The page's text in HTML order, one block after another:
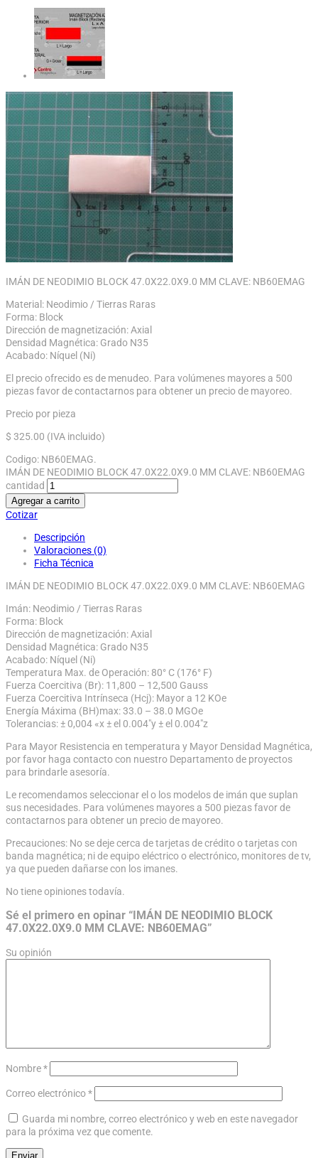
IMÁN DE NEODIMIO BLOCK 47.0X22.0X9.0 MM CLAVE: NB60EMAG
Material: Neodimio / Tierras Raras
Forma: Block
Dirección de magnetización: Axial
Densidad Magnética: Grado N35
Acabado: Níquel (Ni)
El precio ofrecido es de menudeo. Para volúmenes mayores a 500
piezas favor de contactarnos para obtener un precio de mayoreo.
Precio por pieza
$ 325.00 (IVA incluido)
Codigo: NB60EMAG.
IMÁN DE NEODIMIO BLOCK 47.0X22.0X9.0 MM CLAVE: NB60EMAG
cantidad
Agregar a carrito
Cotizar
Descripción
Valoraciones (0)
Ficha Técnica
IMÁN DE NEODIMIO BLOCK 47.0X22.0X9.0 MM CLAVE: NB60EMAG
Imán: Neodimio / Tierras Raras
Forma: Block
Dirección de magnetización: Axial
Densidad Magnética: Grado N35
Acabado: Níquel (Ni)
Temperatura Max. de Operación: 80° C (176° F)
Fuerza Coercitiva (Br): 11,800 – 12,500 Gauss
Fuerza Coercitiva Intrínseca (Hcj): Mayor a 12 KOe
Energía Máxima (BH)max: 33.0 – 38.0 MGOe
Tolerancias: ± 0,004 «x ± el 0.004″y ± el 0.004″z
Para Mayor Resistencia en temperatura y Mayor Densidad Magnética,
por favor haga contacto con nuestro Departamento de proyectos
para brindarle asesoría.
Le recomendamos seleccionar el o los modelos de imán que suplan
sus necesidades. Para volúmenes mayores a 500 piezas favor de
contactarnos para obtener un precio de mayoreo.
Precauciones: No se deje cerca de tarjetas de crédito o tarjetas con
banda magnética; ni de equipo eléctrico o electrónico, monitores de tv,
ya que pueden dañarse con los imanes.
No tiene opiniones todavía.
Sé el primero en opinar “IMÁN DE NEODIMIO BLOCK
47.0X22.0X9.0 MM CLAVE: NB60EMAG”
Su opinión
Nombre*
Correo electrónico*
Guarda mi nombre, correo electrónico y web en este navegador
para la próxima vez que comente.